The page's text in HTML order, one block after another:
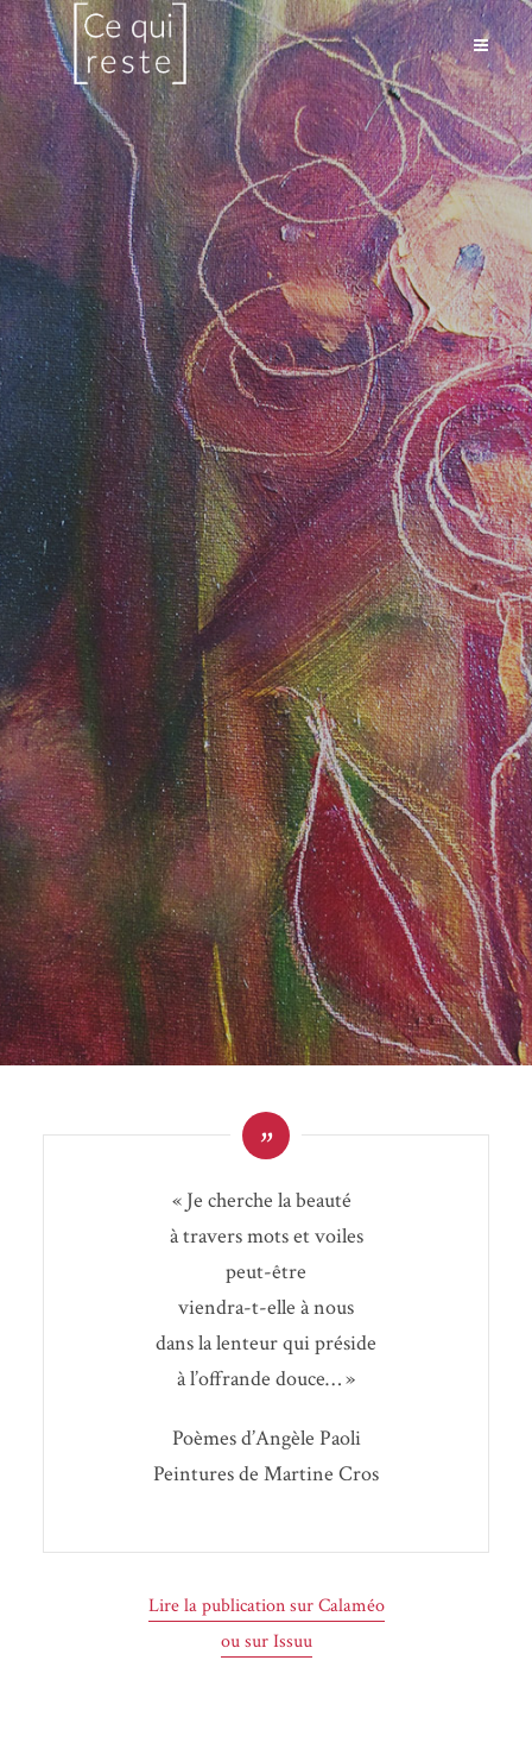
«Je cherche la beauté
à tra­vers mots et voiles
peut-être
vien­dra-t-elle à nous
dans la len­teur qui préside
à l’offrande douce… »
Poèmes d’An­gèle Paoli
Pein­tures de Mar­tine Cros
Lire la publi­ca­tion sur Calaméo
ou sur Issuu